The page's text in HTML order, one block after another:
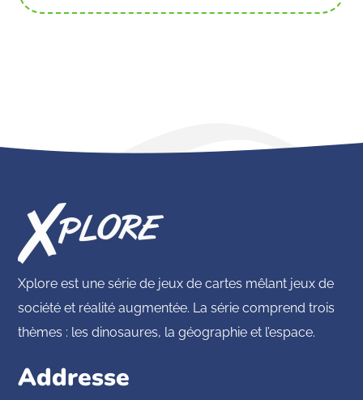
Xplore est une série de jeux de cartes mêlant jeux de
société et réalité augmentée. La série comprend trois
thèmes : les dinosaures, la géographie et l’espace.
Addresse